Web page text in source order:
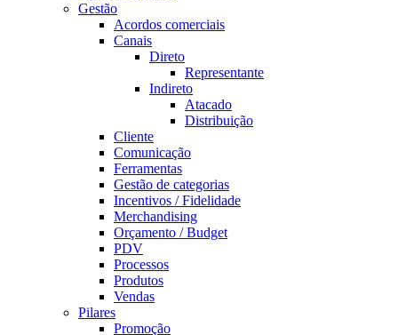
Gestão
Acordos comerciais
Canais
Direto
Representante
Indireto
Atacado
Distribuição
Cliente
Comunicação
Ferramentas
Gestão de categorias
Incentivos / Fidelidade
Merchandising
Orçamento / Budget
PDV
Processos
Produtos
Vendas
Pilares
Promoção